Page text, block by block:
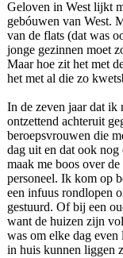
Geloven in West lijkt
gebóuwen van West.
van de flats (dat was
jonge gezinnen moet
Maar hoe zit het met
het met al die zo
In de zeven jaar dat
ontzettend achteruit
beroepsvrouwen die
dag uit en dat ook
maak me boos over
personeel. Ik kom op
een infuus rondlopen
gestuurd. Of bij een
want de huizen zijn
was om elke dag
in huis kunnen liggen